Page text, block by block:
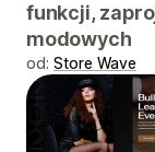
funkcji,
modowych
od: Store Wave